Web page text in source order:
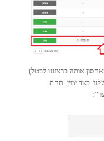
אותה ברצוננו לבטל)
בצד ימין, תחת